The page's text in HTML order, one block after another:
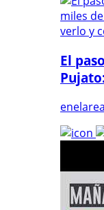
El
enelarea